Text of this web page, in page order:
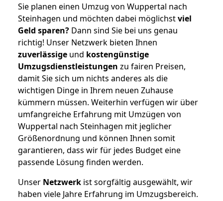
Sie planen einen Umzug von Wuppertal nach
Steinhagen und möchten dabei möglichstviel
Geld sparen? Dann sind Sie bei uns genau
richtig! Unser Netzwerk bieten Ihnen
zuverlässige und kostengünstige
Umzugsdienstleistungen zu fairen Preisen,
damit Sie sich um nichts anderes als die
wichtigen Dinge in Ihrem neuen Zuhause
kümmern müssen. Weiterhin verfügen wir über
umfangreiche Erfahrung mit Umzügen von
Wuppertal nach Steinhagen mit jeglicher
Größenordnung und können Ihnen somit
garantieren, dass wir für jedes Budget eine
passende Lösung finden werden.
Unser Netzwerk ist sorgfältig ausgewählt, wir
haben viele Jahre Erfahrung im Umzugsbereich.